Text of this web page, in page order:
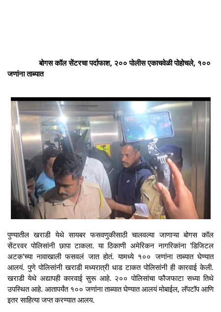
बोगस कॉल सेंटरचा पर्दाफाश, २०० पोलीस एकाचवेळी पोहोचले, १००
जणांना ताब्यात
पुण्यातील खराडी येथे सायबर फसवणुकीसाठी चालवल्या जाणाऱ्या बोगस कॉल
सेंटरवर पोलिसांनी छापा टाकला. या ठिकाणी अमेरिकन नागरिकांना 'डिजिटल
अटक'च्या नावाखाली फसवलं जात होतं. यामध्ये १०० जणांना ताब्यात घेण्यात
आलयं. पुणे पोलिसांनी खराडी मध्यरात्री धाड टाकत पोलिसांनी ही कारवाई केली.
खराडी येथे अद्यापही कारवाई सुरू आहे. २०० पोलिसांचा फौजफाटा सध्या तिथे
उपस्थित आहे. आतापर्यंत १०० जणांना ताब्यात घेण्यात आलयं मोबाईल, लॅपटॉप आणि
इतर साहित्या जप्त करण्यात आलय.